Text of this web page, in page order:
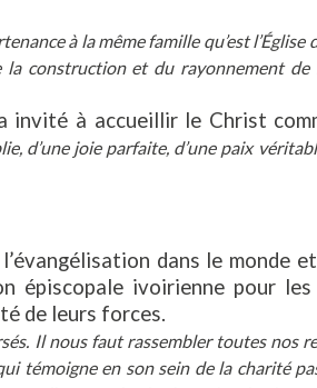
à la même famille qu’est
construction et du rayonnement de
à accueillir le Christ
d’une joie parfaite, d’une paix
dans le monde
épiscopale ivoirienne pour
de leurs forces.
Il nous faut rassembler toutes nos
témoigne en son sein de la charité